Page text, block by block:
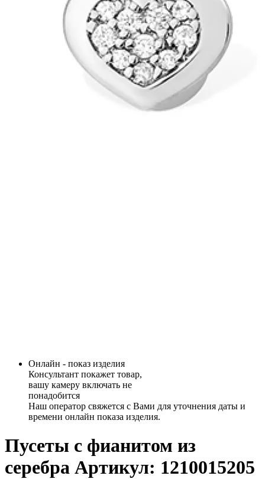
Онлайн - показ изделия
Консультант покажет товар,
вашу камеру включать не
понадобится
Наш оператор свяжется с Вами для уточнения даты и
времени онлайн показа изделия.
Пусеты с фианитом из
серебра Артикул: 1210015205